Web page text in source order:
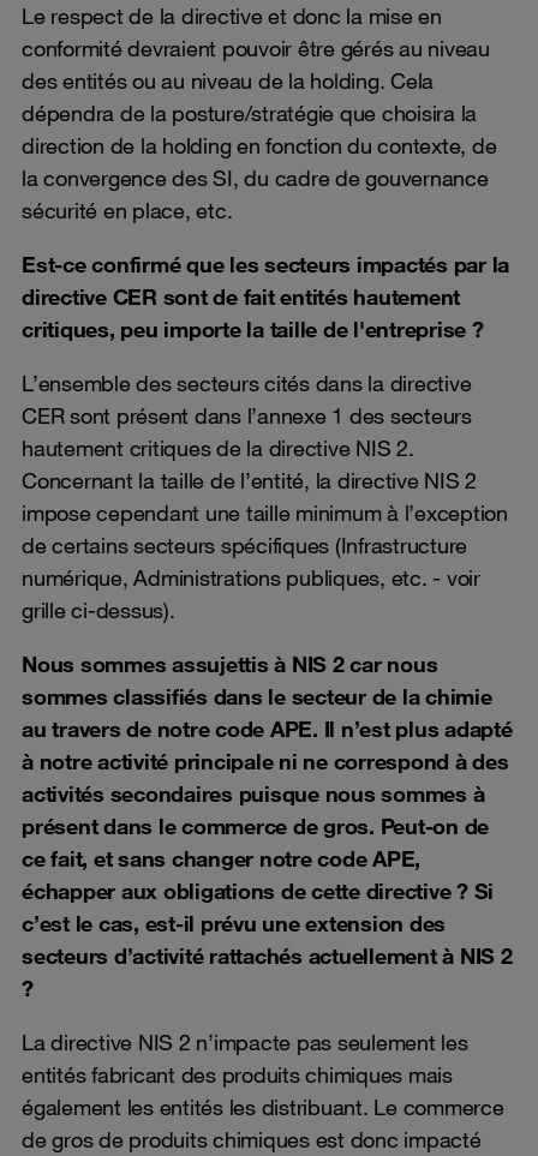
Le respect de la directive et donc la mise en
conformité devraient pouvoir être gérés au niveau
des entités ou au niveau de la holding. Cela
dépendra de la posture/stratégie que choisira la
direction de la holding en fonction du contexte, de
la convergence des SI, du cadre de gouvernance
sécurité en place, etc.
Est-ce confirmé que les secteurs impactés par la
directive CER sont de fait entités hautement
critiques, peu importe la taille de l'entreprise ?
L’ensemble des secteurs cités dans la directive
CER sont présent dans l’annexe 1 des secteurs
hautement critiques de la directive NIS 2.
Concernant la taille de l’entité, la directive NIS 2
impose cependant une taille minimum à l’exception
de certains secteurs spécifiques (Infrastructure
numérique, Administrations publiques, etc. - voir
grille ci-dessus).
Nous sommes assujettis à NIS 2 car nous
sommes classifiés dans le secteur de la chimie
au travers de notre code APE. Il n’est plus adapté
à notre activité principale ni ne correspond à des
activités secondaires puisque nous sommes à
présent dans le commerce de gros. Peut-on de
ce fait, et sans changer notre code APE,
échapper aux obligations de cette directive ? Si
c’est le cas, est-il prévu une extension des
secteurs d’activité rattachés actuellement à NIS 2
?
La directive NIS 2 n’impacte pas seulement les
entités fabricant des produits chimiques mais
également les entités les distribuant. Le commerce
de gros de produits chimiques est donc impacté